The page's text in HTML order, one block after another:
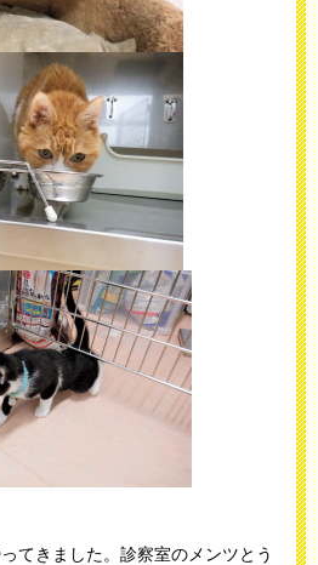
てきました。診察室のメンツとう